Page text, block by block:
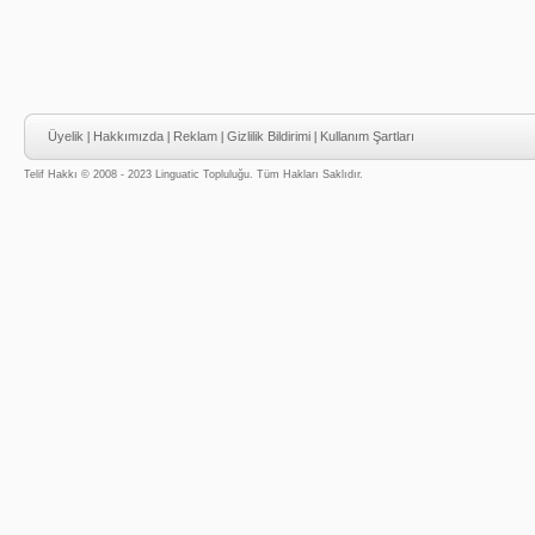
Üyelik | Hakkımızda | Reklam | Gizlilik Bildirimi | Kullanım Şartları
Telif Hakkı © 2008 - 2023 Linguatic Topluluğu. Tüm Hakları Saklıdır.